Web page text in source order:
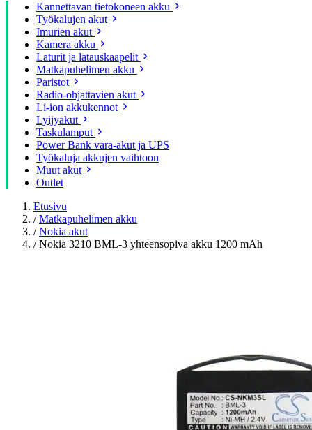
Kannettavan tietokoneen akku
Työkalujen akut
Imurien akut
Kamera akku
Laturit ja latauskaapelit
Matkapuhelimen akku
Paristot
Radio-ohjattavien akut
Li-ion akkukennot
Lyijyakut
Taskulamput
Power Bank vara-akut ja UPS
Työkaluja akkujen vaihtoon
Muut akut
Outlet
Etusivu
/ Matkapuhelimen akku
/ Nokia akut
/ Nokia 3210 BML-3 yhteensopiva akku 1200 mAh